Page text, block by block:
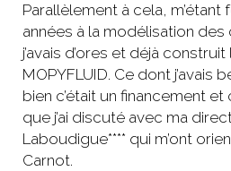
Parallèlement à cela,
années à la modélisation
j’avais d’ores et déjà construit
MOPYFLUID. Ce dont j’avais
bien c’était un financement
que j’ai discuté avec ma
Laboudigue**** qui m’ont
Carnot.